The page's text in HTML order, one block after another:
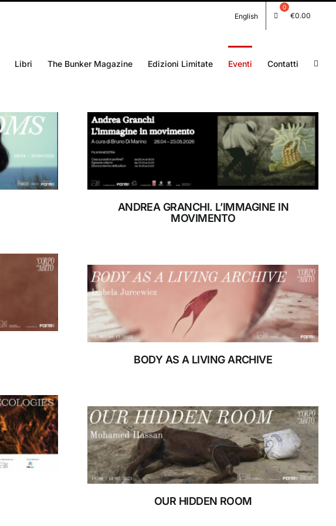
English €0.00
Libri The Bunker Magazine Edizioni Limitate Eventi Contatti
RIFUGIO DIGITALE MOSTRE
ANDREA GRANCHI. L’IMMAGINE IN
MOVIMENTO
RIFUGIO DIGITALE
BODY AS A LIVING ARCHIVE
RIFUGIO DIGITALE MOSTRE
OUR HIDDEN ROOM